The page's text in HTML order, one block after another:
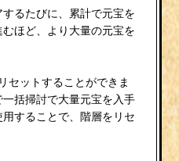
するたびに、累計で元宝を
ほど、より大量の元宝を
セットすることができま
括掃討で大量元宝を入手
することで、階層をリセ